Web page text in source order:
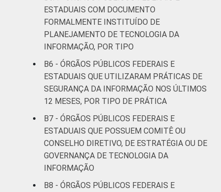
ESTADUAIS COM DOCUMENTO
FORMALMENTE INSTITUÍDO DE
PLANEJAMENTO DE TECNOLOGIA DA
INFORMAÇÃO, POR TIPO
B6 - ÓRGÃOS PÚBLICOS FEDERAIS E
ESTADUAIS QUE UTILIZARAM PRÁTICAS DE
SEGURANÇA DA INFORMAÇÃO NOS ÚLTIMOS
12 MESES, POR TIPO DE PRÁTICA
B7 - ÓRGÃOS PÚBLICOS FEDERAIS E
ESTADUAIS QUE POSSUEM COMITÊ OU
CONSELHO DIRETIVO, DE ESTRATÉGIA OU DE
GOVERNANÇA DE TECNOLOGIA DA
INFORMAÇÃO
B8 - ÓRGÃOS PÚBLICOS FEDERAIS E